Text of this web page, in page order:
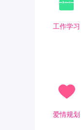
工作学习
爱情规划